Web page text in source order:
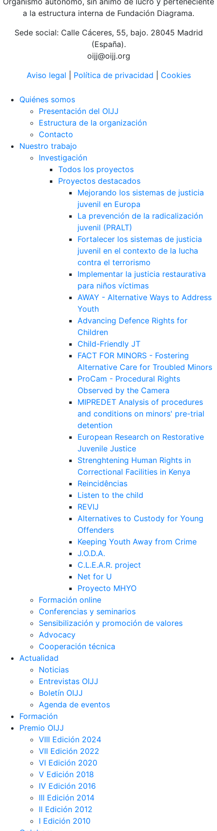
a la estructura interna de Fundación Diagrama.
Sede social: Calle Cáceres, 55, bajo. 28045 Madrid
(España).
oijj@oijj.org
Aviso legal
Política de privacidad Cookies
Quiénes somos
Presentación del OIJJ
Estructura de la organización
Contacto
Nuestro trabajo
Investigación
Todos los proyectos
Proyectos destacados
Mejorando los sistemas de justicia
juvenil en Europa
La prevención de la radicalización
juvenil (PRALT)
Fortalecer los sistemas de justicia
juvenil en el contexto de la lucha
contra el terrorismo
Implementar la justicia restaurativa
para niños víctimas
AWAY - Alternative Ways to Address
Youth
Advancing Defence Rights for
Children
Child-Friendly JT
FACT FOR MINORS - Fostering
Alternative Care for Troubled Minors
ProCam - Procedural Rights
Observed by the Camera
MIPREDET Analysis of procedures
and conditions on minors' pre-trial
detention
European Research on Restorative
Juvenile Justice
Strenghtening Human Rights in
Correctional Facilities in Kenya
Reincidências
Listen to the child
REVIJ
Alternatives to Custody for Young
Offenders
Keeping Youth Away from Crime
J.O.D.A.
C.L.E.A.R. project
Net for U
Proyecto MHYO
Formación online
Conferencias y seminarios
Sensibilización y promoción de valores
Advocacy
Cooperación técnica
Actualidad
Noticias
Entrevistas OIJJ
Boletín OIJJ
Agenda de eventos
Formación
Premio OIJJ
VIII Edición 2024
VII Edición 2022
VI Edición 2020
V Edición 2018
IV Edición 2016
III Edición 2014
II Edición 2012
I Edición 2010